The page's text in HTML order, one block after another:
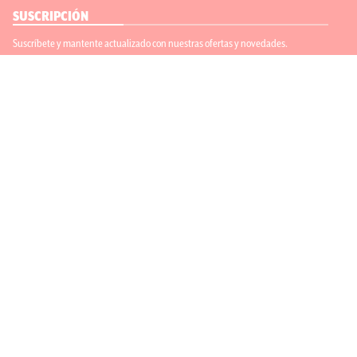
SUSCRIPCIÓN
Suscríbete y mantente actualizado con nuestras ofertas y novedades.